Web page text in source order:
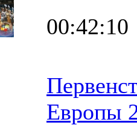
00:42:10
Европы